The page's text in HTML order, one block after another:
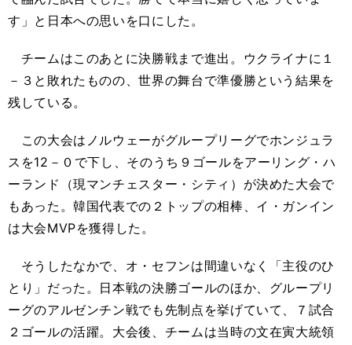
す」と日本への思いを口にした。
チームはこのあとに決勝戦まで進出。ウクライナに１
－３と敗れたものの、世界の舞台で準優勝という結果を
残している。
この大会はノルウェーがグループリーグでホンジュラ
スを12－０で下し、そのうち９ゴールをアーリング・ハ
ーランド（現マンチェスター・シティ）が決めた大会で
もあった。韓国代表での２トップの相棒、イ・ガンイン
は大会MVPを獲得した。
そうしたなかで、オ・セフンは間違いなく「主役のひ
とり」だった。日本戦の決勝ゴールのほか、グループリ
ーグのアルゼンチン戦でも先制点を挙げていて、７試合
２ゴールの活躍。大会後、チームは当時の文在寅大統領